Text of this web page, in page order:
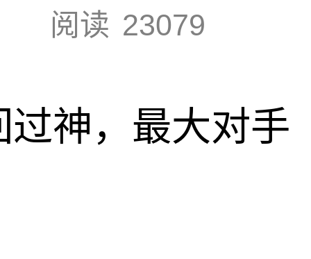
阅读 23079
神，最大对手